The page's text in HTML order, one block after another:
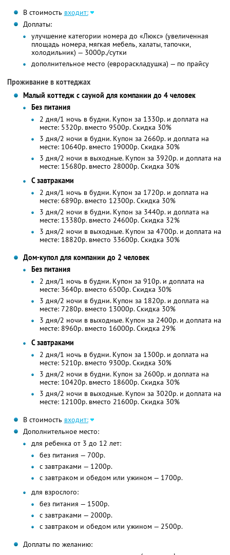
В стоимость входит:
Доплаты:
улучшение категории номера до «Люкс» (увеличенная
площадь номера, мягкая мебель, халаты, тапочки,
холодильник) — 3000р./сутки
дополнительное место (еврораскладушка) — по прайсу
Проживание в коттеджах
Малый коттедж с сауной для компании до 4 человек
Без питания
2 дня/1 ночь в будни. Купон за 1330р. и доплата на
месте: 5320р. вместо 9500р. Скидка 30%
3 дня/2 ночи в будни. Купон за 2660р. и доплата на
месте: 10640р. вместо 19000р. Скидка 30%
3 дня/2 ночи в выходные. Купон за 3920р. и доплата на
месте: 15680р. вместо 28000р. Скидка 30%
С завтраками
2 дня/1 ночь в будни. Купон за 1720р. и доплата на
месте: 6890р. вместо 12300р. Скидка 30%
3 дня/2 ночи в будни. Купон за 3440р. и доплата на
месте: 13380р. вместо 24600р. Скидка 32%
3 дня/2 ночи в выходные. Купон за 4700р. и доплата на
месте: 18820р. вместо 33600р. Скидка 30%
Дом-купол для компании до 2 человек
Без питания
2 дня/1 ночь в будни. Купон за 910р. и доплата на
месте: 3640р. вместо 6500р. Скидка 30%
3 дня/2 ночи в будни. Купон за 1820р. и доплата на
месте: 7280р. вместо 13000р. Скидка 30%
3 дня/2 ночи в выходные. Купон за 2400р. и доплата на
месте: 8960р. вместо 16000р. Скидка 29%
С завтраками
2 дня/1 ночь в будни. Купон за 1300р. и доплата на
месте: 5210р. вместо 9300р. Скидка 30%
3 дня/2 ночи в будни. Купон за 2600р. и доплата на
месте: 10420р. вместо 18600р. Скидка 30%
3 дня/2 ночи в выходные. Купон за 3020р. и доплата на
месте: 12100р. вместо 21600р. Скидка 30%
В стоимость входит:
Дополнительное место:
для ребенка от 3 до 12 лет:
без питания — 700р.
с завтраками — 1200р.
с завтраком и обедом или ужином — 1700р.
для взрослого:
без питания — 1500р.
с завтраками — 2000р.
с завтраком и обедом или ужином — 2500р.
Доплаты по желанию: